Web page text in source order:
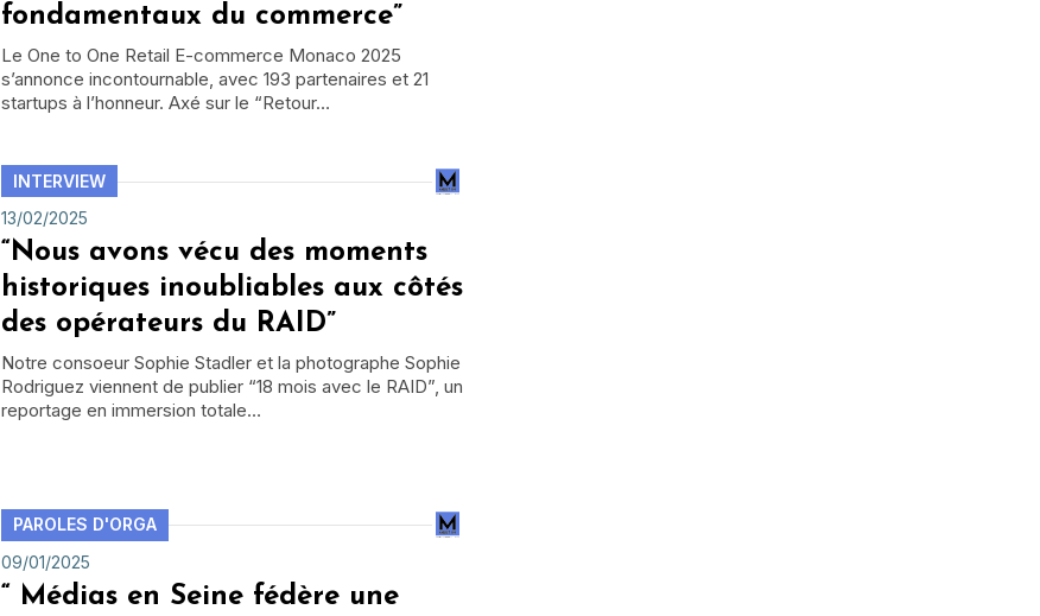
fondamentaux du commerce”
Le One to One Retail E-commerce Monaco 2025
s’annonce incontournable, avec 193 partenaires et 21
startups à l’honneur. Axé sur le “Retour…
INTERVIEW
13/02/2025
“Nous avons vécu des moments
historiques inoubliables aux côtés
des opérateurs du RAID”
Notre consoeur Sophie Stadler et la photographe Sophie
Rodriguez viennent de publier “18 mois avec le RAID”, un
reportage en immersion totale…
PAROLES D'ORGA
09/01/2025
“ Médias en Seine fédère une